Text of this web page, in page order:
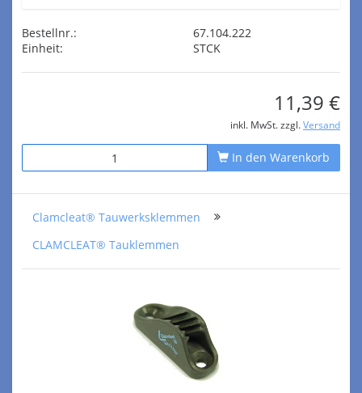
Bestellnr.:
67.104.222
Einheit:
STCK
11,39 €
inkl. MwSt. zzgl. Versand
In den Warenkorb
Clamcleat® Tauwerksklemmen
CLAMCLEAT® Tauklemmen